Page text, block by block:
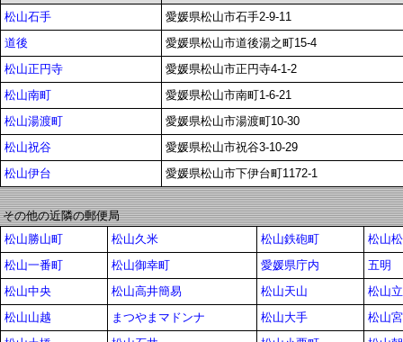
松山石手
愛媛県松山市石手2-9-11
道後
愛媛県松山市道後湯之町15-4
松山正円寺
愛媛県松山市正円寺4-1-2
松山南町
愛媛県松山市南町1-6-21
松山湯渡町
愛媛県松山市湯渡町10-30
松山祝谷
愛媛県松山市祝谷3-10-29
松山伊台
愛媛県松山市下伊台町1172-1
その他の近隣の郵便局
松山勝山町
松山久米 松山鉄砲町
松山
松山一番町
松山御幸町 愛媛県庁内
五明
松山中央
松山高井簡易 松山天山
松山
松山山越
まつやまマドンナ 松山大手
松山